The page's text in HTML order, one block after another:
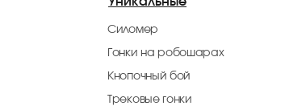
Силомер
Гонки на робошарах
Кнопочный бой
Трековые гонки